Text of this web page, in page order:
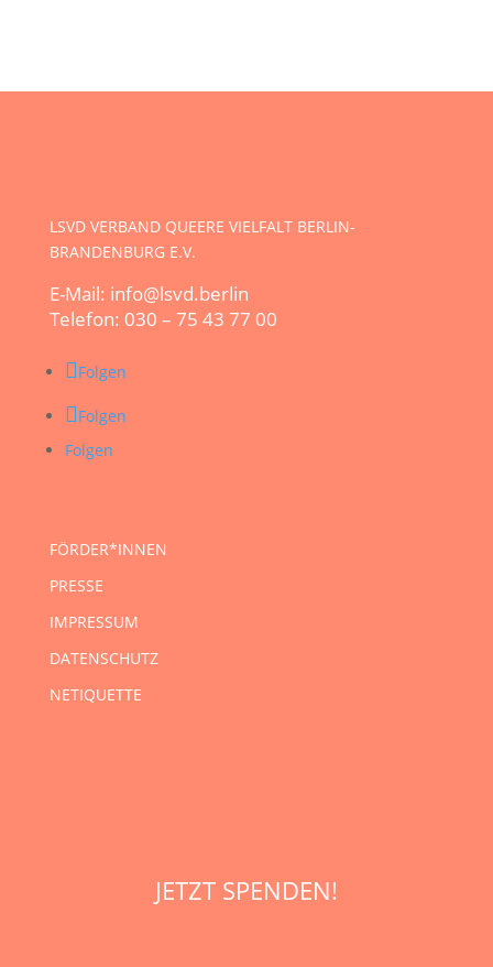
LSVD VERBAND QUEERE VIELFALT BERLIN-
BRANDENBURG E.V.
E-Mail: info@lsvd.berlin
Telefon: 030 – 75 43 77 00
Folgen
Folgen
Folgen
FÖRDER*INNEN
PRESSE
IMPRESSUM
DATENSCHUTZ
NETIQUETTE
JETZT SPENDEN!